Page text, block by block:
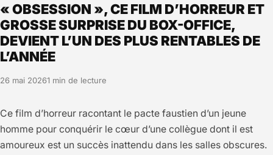
« OBSESSION », CE FILM D’HORREUR ET
GROSSE SURPRISE DU BOX-OFFICE,
DEVIENT L’UN DES PLUS RENTABLES DE
L’ANNÉE
26 mai 20261 min de lecture
Ce film d’horreur racontant le pacte faustien d’un jeune
homme pour conquérir le cœur d’une collègue dont il est
amoureux est un succès inattendu dans les salles obscures.